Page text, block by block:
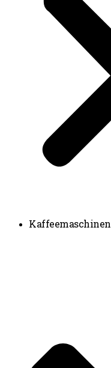
Kaffeemaschinen